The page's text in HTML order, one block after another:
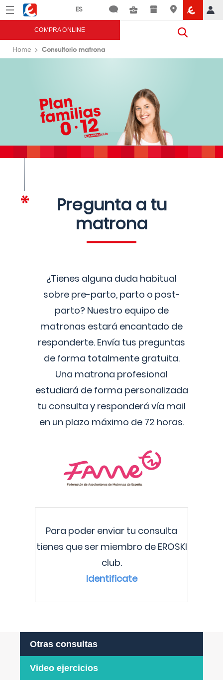
Menú Eroski
COMPRA ONLINE
Home Consultorio matrona
Pregunta a tu
matrona
¿Tienes alguna duda habitual
sobre pre-parto, parto o post-
parto? Nuestro equipo de
matronas estará encantado de
responderte. Envía tus preguntas
de forma totalmente gratuita.
Una matrona profesional
estudiará de forma personalizada
tu consulta y responderá vía mail
en un plazo máximo de 72 horas.
Para poder enviar tu consulta
tienes que ser miembro de EROSKI
club.
Identificate
Otras consultas
Video ejercicios